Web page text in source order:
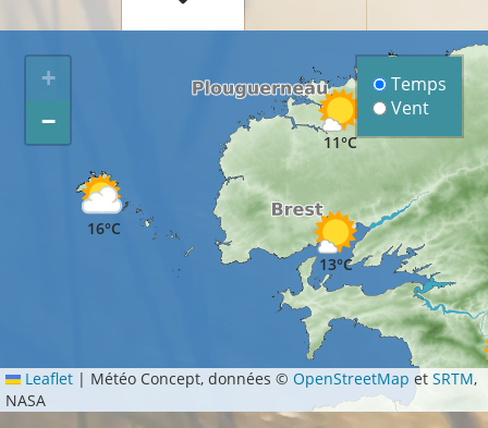
13°C
16°C
11°C
+
−
Temps
Vent
Leaflet | Météo Concept, données ©OpenStreetMap etSRTM,
NASA